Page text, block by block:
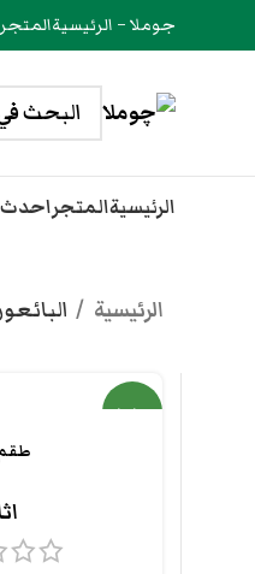
جوملا – الرئيسيةالمتجر
الرئيسيةالمتجراحدث
الرئيسية
جديد
طقم